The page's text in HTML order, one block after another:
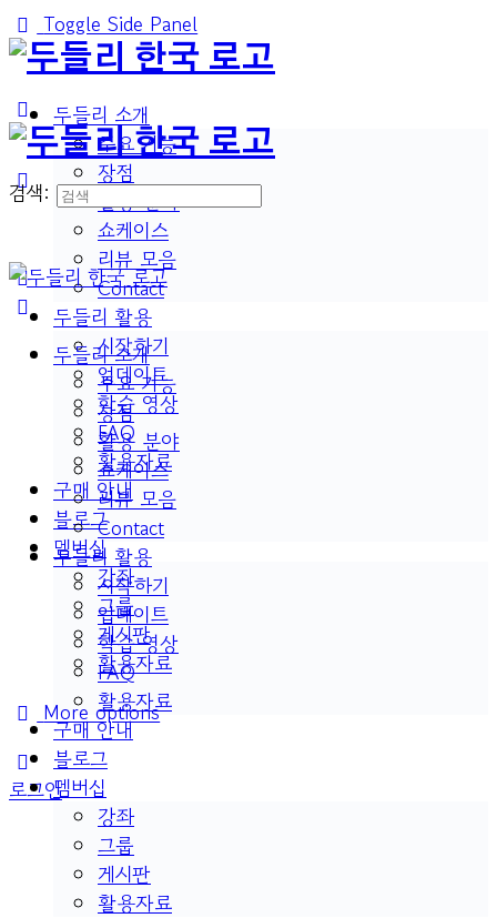
Toggle Side Panel
두들리 소개
주요 기능
장점
활용 분야
쇼케이스
리뷰 모음
Contact
두들리 활용
시작하기
업데이트
학습 영상
FAQ
활용자료
구매 안내
블로그
멤버십
강좌
그룹
게시판
활용자료
More options
로그인
검색:
두들리 소개
주요 기능
장점
활용 분야
쇼케이스
리뷰 모음
Contact
두들리 활용
시작하기
업데이트
학습 영상
FAQ
활용자료
구매 안내
블로그
멤버십
강좌
그룹
게시판
활용자료